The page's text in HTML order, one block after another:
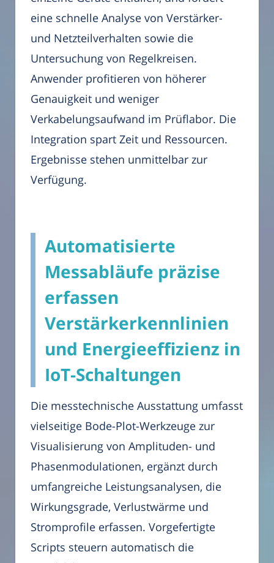
eine schnelle Analyse von Verstärker-
und Netzteilverhalten sowie die
Untersuchung von Regelkreisen.
Anwender profitieren von höherer
Genauigkeit und weniger
Verkabelungsaufwand im Prüflabor. Die
Integration spart Zeit und Ressourcen.
Ergebnisse stehen unmittelbar zur
Verfügung.
Automatisierte
Messabläufe präzise
erfassen
Verstärkerkennlinien
und Energieeffizienz in
IoT-Schaltungen
Die messtechnische Ausstattung umfasst
vielseitige Bode-Plot-Werkzeuge zur
Visualisierung von Amplituden- und
Phasenmodulationen, ergänzt durch
umfangreiche Leistungsanalysen, die
Wirkungsgrade, Verlustwärme und
Stromprofile erfassen. Vorgefertigte
Scripts steuern automatisch die